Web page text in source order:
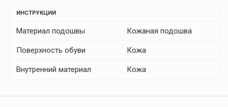
ИНСТРУКЦИИ
Материал подошвы Кожаная подошва
Поверхность обуви Кожа
Внутренний материал Кожа